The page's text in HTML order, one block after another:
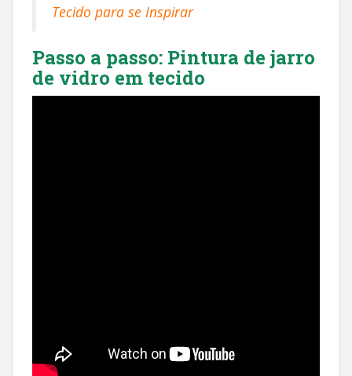
Tecido para se Inspirar
Passo a passo: Pintura de jarro
de vidro em tecido